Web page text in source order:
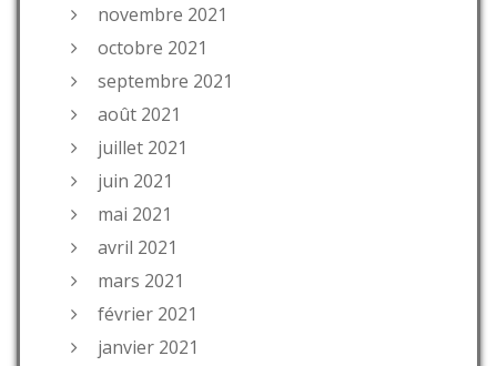
novembre 2021
octobre 2021
septembre 2021
août 2021
juillet 2021
juin 2021
mai 2021
avril 2021
mars 2021
février 2021
janvier 2021